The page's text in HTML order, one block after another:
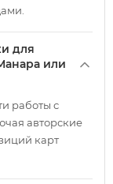
для
или
работы с
авторские
карт